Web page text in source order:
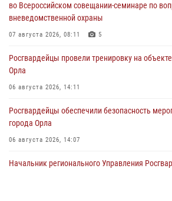
во Всероссийском совещании-семинаре по
вневедомственной охраны
07 августа 2026, 08:11 5
Росгвардейцы провели тренировку на
Орла
06 августа 2026, 14:11
Росгвардейцы обеспечили безопасность
города Орла
06 августа 2026, 14:07
Начальник регионального Управления